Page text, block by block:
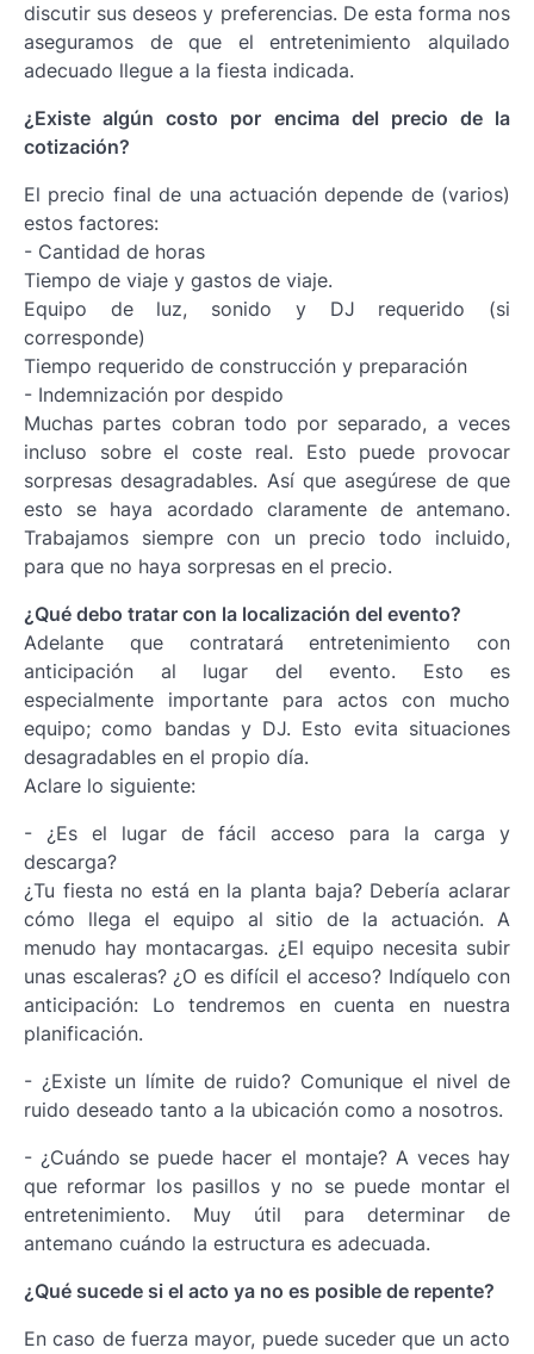
discutir sus deseos y preferencias. De esta forma nos
aseguramos de que el entretenimiento alquilado
adecuado llegue a la fiesta indicada.
¿Existe algún costo por encima del precio de la
cotización?
El precio final de una actuación depende de (varios)
estos factores:
- Cantidad de horas
Tiempo de viaje y gastos de viaje.
Equipo de luz, sonido y DJ requerido (si
corresponde)
Tiempo requerido de construcción y preparación
- Indemnización por despido
Muchas partes cobran todo por separado, a veces
incluso sobre el coste real. Esto puede provocar
sorpresas desagradables. Así que asegúrese de que
esto se haya acordado claramente de antemano.
Trabajamos siempre con un precio todo incluido,
para que no haya sorpresas en el precio.
¿Qué debo tratar con la localización del evento?
Adelante que contratará entretenimiento con
anticipación al lugar del evento. Esto es
especialmente importante para actos con mucho
equipo; como bandas y DJ. Esto evita situaciones
desagradables en el propio día.
Aclare lo siguiente:
- ¿Es el lugar de fácil acceso para la carga y
descarga?
¿Tu fiesta no está en la planta baja? Debería aclarar
cómo llega el equipo al sitio de la actuación. A
menudo hay montacargas. ¿El equipo necesita subir
unas escaleras? ¿O es difícil el acceso? Indíquelo con
anticipación: Lo tendremos en cuenta en nuestra
planificación.
- ¿Existe un límite de ruido? Comunique el nivel de
ruido deseado tanto a la ubicación como a nosotros.
- ¿Cuándo se puede hacer el montaje? A veces hay
que reformar los pasillos y no se puede montar el
entretenimiento. Muy útil para determinar de
antemano cuándo la estructura es adecuada.
¿Qué sucede si el acto ya no es posible de repente?
En caso de fuerza mayor, puede suceder que un acto